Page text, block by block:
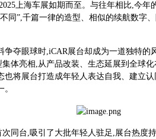
上海车展如期而至。与往年相比,今
同”,千篇一律的造型、相似的续航数字
争夺眼球时,iCAR展台却成为一道独特的
体亮相,从产品改装、生态延展到全球
也将展台打造成年轻人表达自我、建立
次同台,吸引了大批年轻人驻足,展台热度